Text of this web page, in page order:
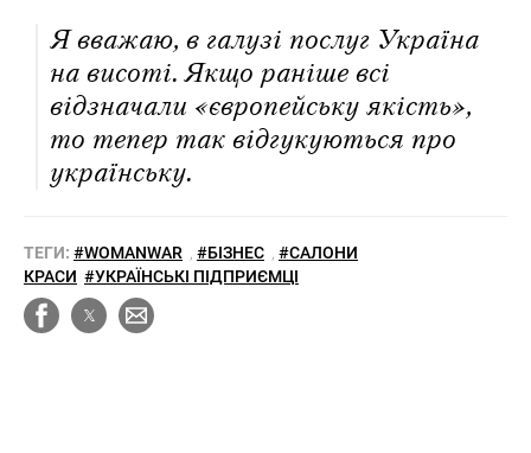
Я вважаю, в галузі послуг Україна
на висоті. Якщо раніше всі
відзначали «європейську якість»,
то тепер так відгукуються про
українську.
ТЕГИ: #WOMANWAR #БІЗНЕС
#САЛОНИ
КРАСИ #УКРАЇНСЬКІ ПІДПРИЄМЦІ